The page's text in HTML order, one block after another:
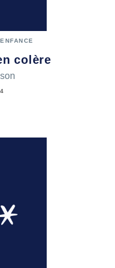
colère